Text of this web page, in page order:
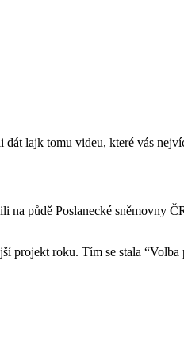
dát lajk tomu videu, které vás
na půdě Poslanecké sněmovny
projekt roku. Tím se stala “Volba